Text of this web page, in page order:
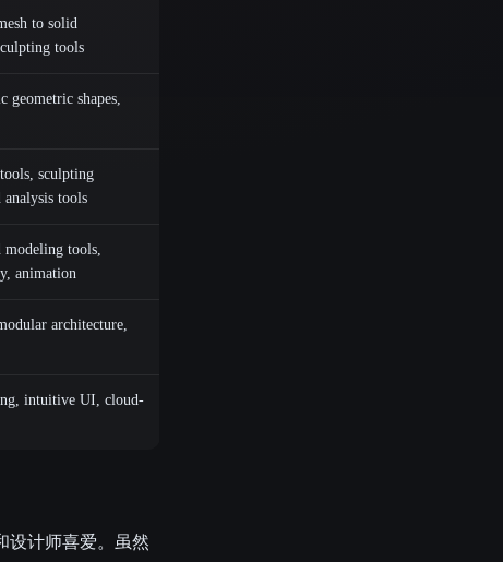
to solid
tools
geometric shapes,
sculpting
tools
modeling tools,
animation
architecture,
intuitive UI, cloud-
设计师喜爱。虽然